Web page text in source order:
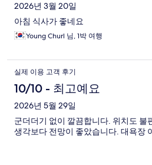
2026년 3월 20일
아침 식사가 좋네요
Young Churl 님, 1박 여행
실제 이용 고객 후기
10/10 - 최고예요
2026년 5월 29일
군더더기 없이 깔끔합니다. 위치도 불
생각보다 전망이 좋았습니다. 대욕장